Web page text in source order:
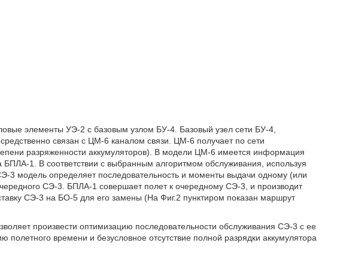
элементы УЭ-2 с базовым узлом БУ-4. Базовый узел сети БУ-4,
связан с ЦМ-6 каналом связи. ЦМ-6 получает по сети
разряженности аккумуляторов). В модели ЦМ-6 имеется информация
БПЛА-1. В соответствии с выбранным алгоритмом обслуживания, используя
3 модель определяет последовательность и моменты выдачи одному (или
СЭ-3. БПЛА-1 совершает полет к очередному СЭ-3, и производит
СЭ-3 на БО-5 для его замены (На Фиг.2 пунктиром показан маршрут
произвести оптимизацию последовательности обслуживания СЭ-3 с ее
времени и безусловное отсутствие полной разрядки аккумулятора